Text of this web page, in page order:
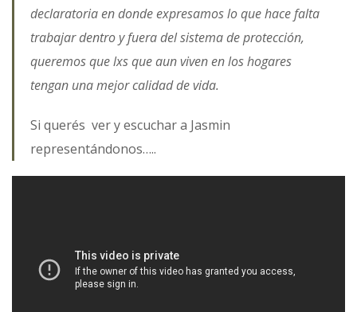
declaratoria en donde expresamos lo que hace falta
trabajar dentro y fuera del sistema de protección,
queremos que lxs que aun viven en los hogares
tengan una mejor calidad de vida.
Si querés ver y escuchar a Jasmin
representándonos…..